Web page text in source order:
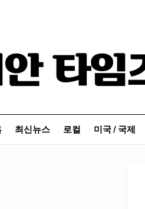
최신뉴스 로컬 미국 / 국제